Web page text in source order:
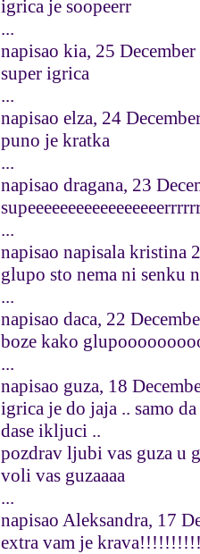
igrica je soopeerr
...
napisao kia, 25
super igrica
...
napisao elza, 24
puno je kratka
...
napisao dragana, 23
...
napisao napisala kristina
glupo sto nema ni senku
...
napisao daca, 22
boze kako
...
napisao guza, 18
igrica je do jaja .. samo da
dase ikljuci ..
pozdrav ljubi vas guza u
voli vas guzaaaa
...
napisao Aleksandra, 17
extra vam je